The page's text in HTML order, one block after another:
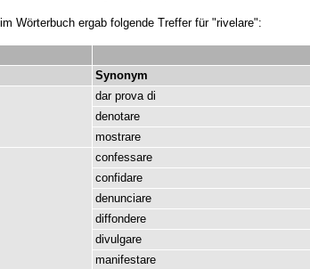
Wörterbuch ergab folgende Treffer für "rivelare":
Synonym
dar prova di
denotare
mostrare
confessare
confidare
denunciare
diffondere
divulgare
manifestare